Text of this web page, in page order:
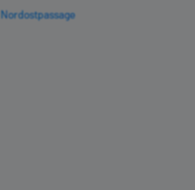
Nordostpassage